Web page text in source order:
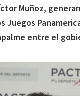
Muñoz,
Juegos
entre el